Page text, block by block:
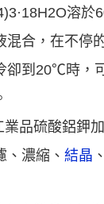
溶
混合，在不停
卻到20℃時，
品硫酸鋁鉀
濃縮、 結晶